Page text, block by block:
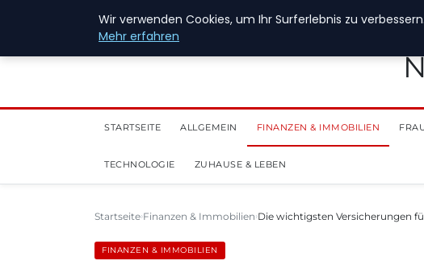
28. Juli 2026
STARTSEITE ALLGEMEIN FINANZEN & IMMOBILIEN
TECHNOLOGIE ZUHAUSE & LEBEN
Startseite Finanzen & Immobilien Die wichtigsten Versicherungen
FINANZEN & IMMOBILIEN
Wir verwenden Cookies, um Ihr Surferlebnis zu
Mehr erfahren